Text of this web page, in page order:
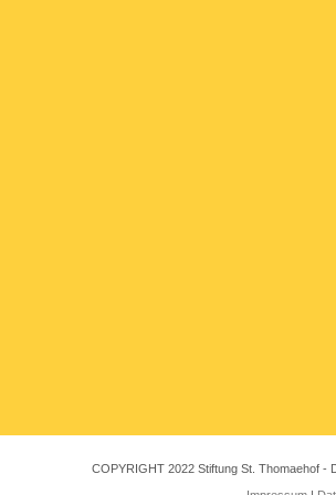
COPYRIGHT 2022 Stiftung St. Thomaehof -